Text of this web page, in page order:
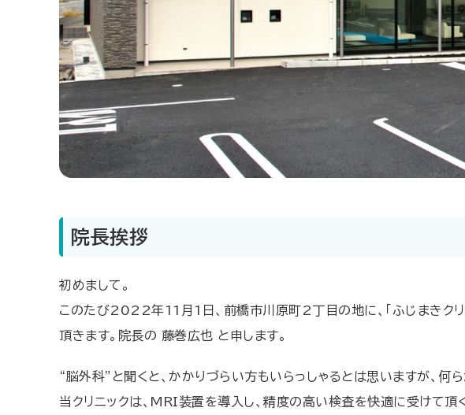
院長挨拶
初めまして。
このたび2022年11月1日、前橋市川原町2丁目の地に、「ふじまきクリ
頂きます。院長の 藤巻広也 と申します。
“脳外科”と聞くと、かかりづらい方もいらっしゃるとは思いますが、
当クリニックは、MRI装置を導入し、精度の高い検査を快適に受けて頂